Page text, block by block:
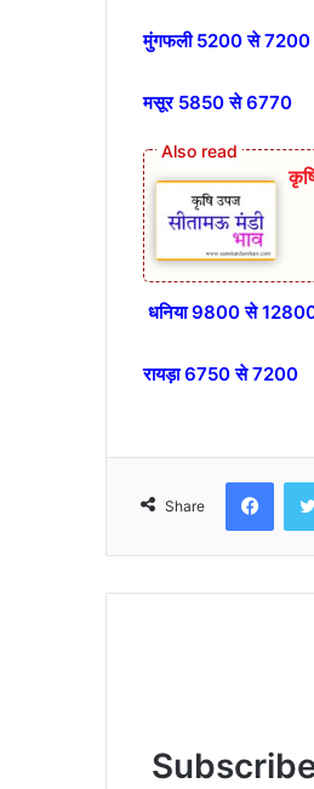
मुंगफली 5200 से 7200
मसूर 5850 से 6770
धनिया 9800 से
रायड़ा 6750 से 7200
Share